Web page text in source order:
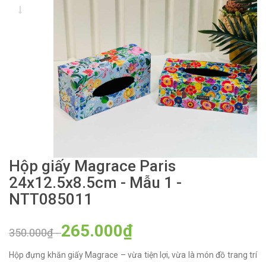
Hộp giấy Magrace Paris
24x12.5x8.5cm - Mẫu 1 -
NTT085011
350.000₫-265.000₫
Hộp đựng khăn giấy Magrace – vừa tiện lợi, vừa là món đồ trang trí